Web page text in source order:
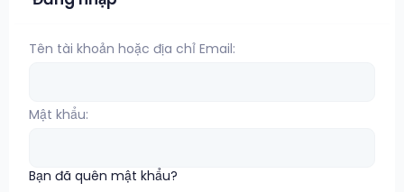
Tên tài khoản hoặc địa chỉ Email
Mật khẩu
Bạn đã quên mật khẩu?